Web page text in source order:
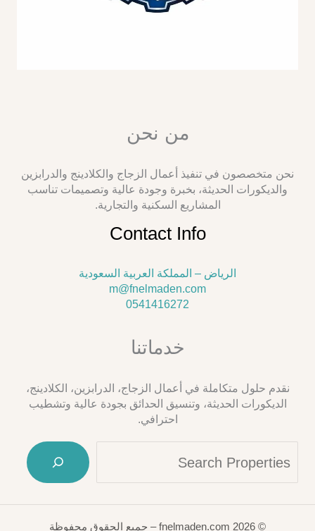
من نحن
نحن متخصصون في تنفيذ أعمال الزجاج والكلادينج والدرابزين
والديكورات الحديثة، بخبرة وجودة عالية وتصميمات تناسب
المشاريع السكنية والتجارية.
Contact Info
الرياض – المملكة العربية السعودية
m@fnelmaden.com
0541416272
خدماتنا
نقدم حلول متكاملة في أعمال الزجاج، الدرابزين، الكلادينج،
الديكورات الحديثة، وتنسيق الحدائق بجودة عالية وتشطيب
احترافي.
© 2026 fnelmaden.com – جميع الحقوق محفوظة